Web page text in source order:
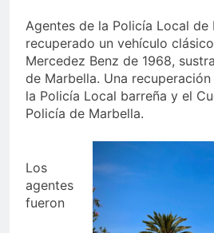
lo alto:
fuegos
hasta el
2 Semanas
Agentes de la Policía Local de
recuperado un vehículo
Mercedez Benz de 1968,
de Marbella. Una
la Policía Local barreña y el
Policía de Marbella.
Los
agentes
fueron